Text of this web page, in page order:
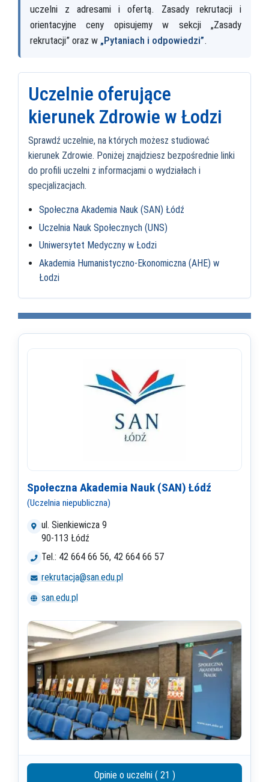
uczelni z adresami i ofertą. Zasady rekrutacji i
orientacyjne ceny opisujemy w sekcji „Zasady
rekrutacji” oraz w „Pytaniach i odpowiedzi”.
Uczelnie oferujące
kierunek Zdrowie w Łodzi
Sprawdź uczelnie, na których możesz studiować
kierunek Zdrowie. Poniżej znajdziesz bezpośrednie linki
do profili uczelni z informacjami o wydziałach i
specjalizacjach.
Społeczna Akademia Nauk (SAN) Łódź
Uczelnia Nauk Społecznych (UNS)
Uniwersytet Medyczny w Łodzi
Akademia Humanistyczno-Ekonomiczna (AHE) w
Łodzi
Społeczna Akademia Nauk (SAN) Łódź
(Uczelnia niepubliczna)
ul. Sienkiewicza 9
90-113 Łódź
Tel.: 42 664 66 56, 42 664 66 57
rekrutacja@san.edu.pl
san.edu.pl
Opinie o uczelni ( 21 )